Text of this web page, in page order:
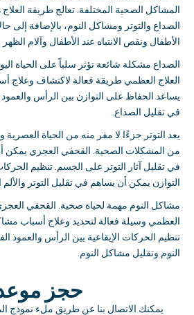
المشاكل الصحية المختلفة. تعالج طريقة
الصداع والتوتر ومشاكل النوم، بالإضافة
الأطفال ونقص الانتباه عند الأطفال وآلام الظهر
الصداع مشكلة شائعة تؤثر سلباً على الحياة
العلاج العظمي طريقة فعالة لاكتشاف وعلاج
يساعد الحفاظ على التوازن بين الرأس
في تقليل الصداع.
يعد التوتر جزءًا لا مفر منه من الحياة
من المشكلات الصحية. القحفي العجزي يمكن
في تقليل آثار التوتر على الجسم. تنظيم
التوازن يمكن أن يساهم في تقليل التوتر والألم
مشاكل النوم مهمة لحياة صحية. القحفي
العظمي وسيلة فعالة لتحديد وعلاج أسباب
تنظيم الحركات الإيقاعية بين الرأس
النوم وتقليل مشاكل النوم.
حجز
يمكنك الاتصال بنا عن طريق ملء نموذج